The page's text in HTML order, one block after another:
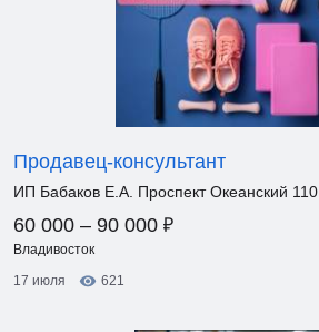
Продавец-консультант
ИП Бабаков Е.А. Проспект Океанский 110
60 000 – 90 000 ₽
Владивосток
17 июля
621